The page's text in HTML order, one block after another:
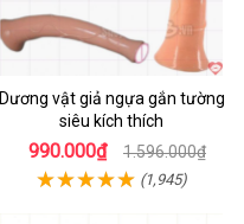
Dương vật giả ngựa gắn tường
siêu kích thích
990.000₫ 1.596.000₫
(1,945)